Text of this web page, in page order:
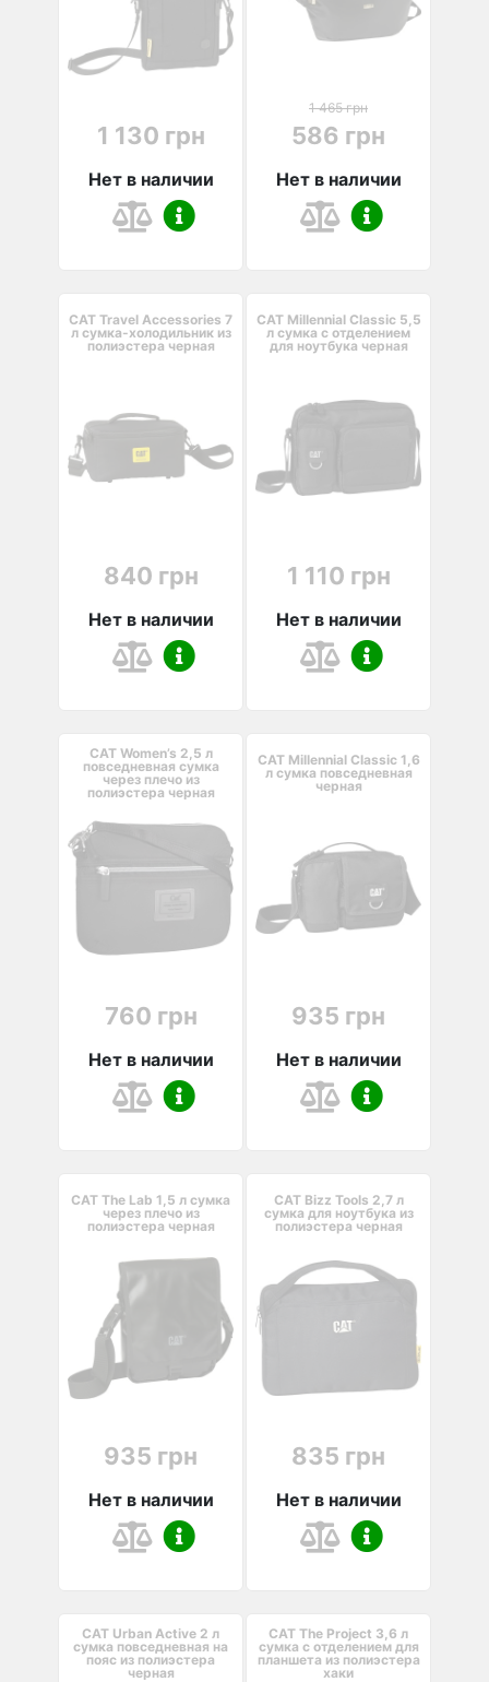
1 130 грн
Нет в наличии
1 465 грн
586 грн
Нет в наличии
CAT Travel Accessories 7
л сумка-холодильник из
полиэстера черная
840 грн
Нет в наличии
CAT Millennial Classic 5,5
л сумка с отделением
для ноутбука черная
1 110 грн
Нет в наличии
CAT Women’s 2,5 л
повседневная сумка
через плечо из
полиэстера черная
760 грн
Нет в наличии
CAT Millennial Classic 1,6
л сумка повседневная
черная
935 грн
Нет в наличии
CAT The Lab 1,5 л сумка
через плечо из
полиэстера черная
935 грн
Нет в наличии
CAT Bizz Tools 2,7 л
сумка для ноутбука из
полиэстера черная
835 грн
Нет в наличии
CAT Urban Active 2 л
cумка повседневная на
пояс из полиэстера
черная
CAT The Project 3,6 л
сумка с отделением для
планшета из полиэстера
хаки